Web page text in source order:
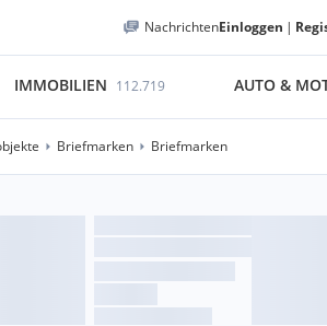
NachrichtenEinloggen |
IMMOBILIEN 112.719 AUTO &
Briefmarken Briefmarken